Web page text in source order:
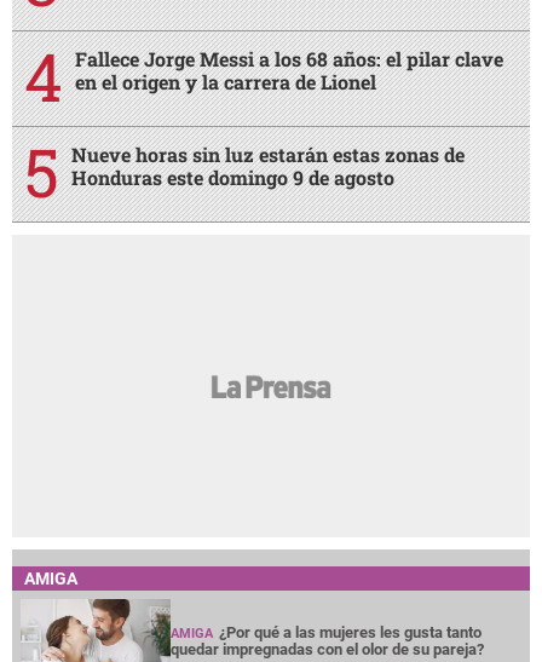
Fallece Jorge Messi a los 68 años: el pilar clave
en el origen y la carrera de Lionel
Nueve horas sin luz estarán estas zonas de
Honduras este domingo 9 de agosto
AMIGA
AMIGA ¿Por qué a las mujeres les gusta tanto
quedar impregnadas con el olor de su pareja?